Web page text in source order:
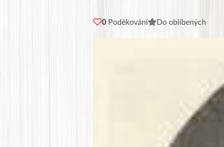
0 Poděkování Do oblíbených